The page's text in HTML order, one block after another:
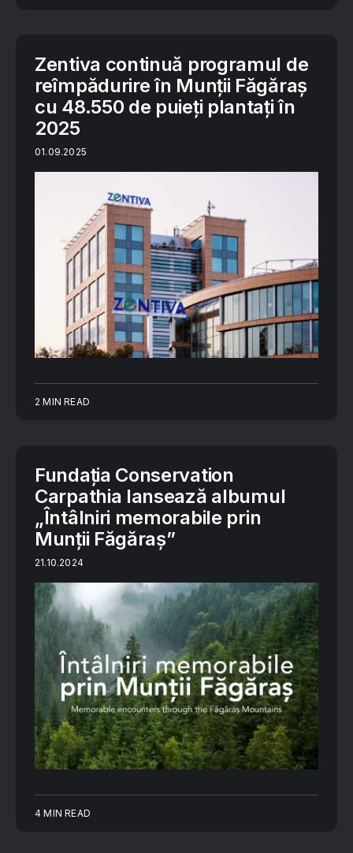
Zentiva continuă programul de
reîmpădurire în Munții Făgăraș
cu 48.550 de puieți plantați în
2025
01.09.2025
2 MIN READ
Fundația Conservation
Carpathia lansează albumul
„Întâlniri memorabile prin
Munții Făgăraș”
21.10.2024
4 MIN READ